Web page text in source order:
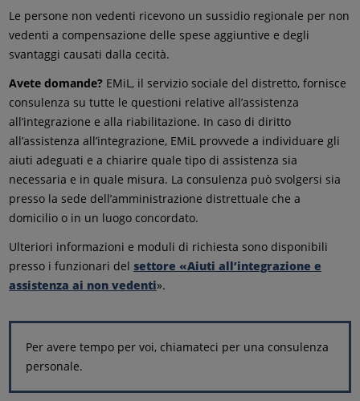
Le persone non vedenti ricevono un sussidio regionale per non
vedenti a compensazione delle spese aggiuntive e degli
svantaggi causati dalla cecità.
Avete domande? EMiL, il servizio sociale del distretto, fornisce
consulenza su tutte le questioni relative all’assistenza
all’integrazione e alla riabilitazione. In caso di diritto
all’assistenza all’integrazione, EMiL provvede a individuare gli
aiuti adeguati e a chiarire quale tipo di assistenza sia
necessaria e in quale misura. La consulenza può svolgersi sia
presso la sede dell’amministrazione distrettuale che a
domicilio o in un luogo concordato.
Ulteriori informazioni e moduli di richiesta sono disponibili
presso i funzionari del settore «Aiuti all’integrazione e
assistenza ai non vedenti».
Per avere tempo per voi, chiamateci per una consulenza
personale.